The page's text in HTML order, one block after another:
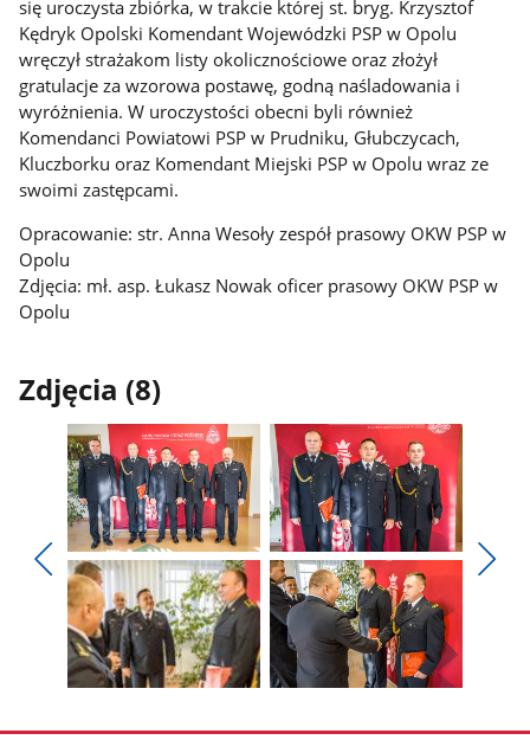
się uroczysta zbiórka, w trakcie której st. bryg. Krzysztof
Kędryk Opolski Komendant Wojewódzki PSP w Opolu
wręczył strażakom listy okolicznościowe oraz złożył
gratulacje za wzorowa postawę, godną naśladowania i
wyróżnienia. W uroczystości obecni byli również
Komendanci Powiatowi PSP w Prudniku, Głubczycach,
Kluczborku oraz Komendant Miejski PSP w Opolu wraz ze
swoimi zastępcami.
Opracowanie: str. Anna Wesoły zespół prasowy OKW PSP w
Opolu
Zdjęcia: mł. asp. Łukasz Nowak oficer prasowy OKW PSP w
Opolu
Zdjęcia (8)
Pokaż
poprzednie
zdjęcia
Pokaż
zdjęcie
1
z
galerii.
Pokaż
zdjęcie
2
galerii.
zdjęcie
zdjęcie